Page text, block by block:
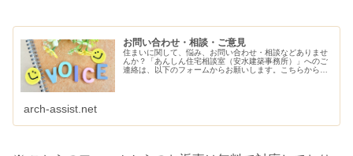
お問い合わせ・相談・ご意見
住まいに関して、悩み、お問い合わせ・相談などありませ
んか？「あんしん住宅相談室（安水建築事務所）」へのご
連絡は、以下のフォームからお願いします。こちらから、
arch-assist.net